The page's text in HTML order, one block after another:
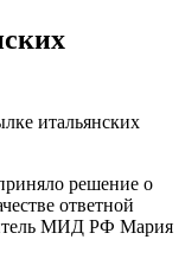
итальянских
решение о
ответной
МИД РФ Мария